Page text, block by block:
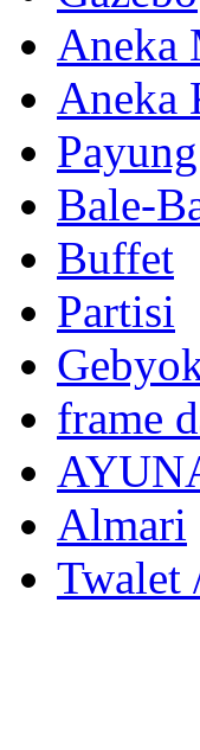
Aneka
Aneka
Payung
Bale-
Buffet
Partisi
frame
Almari
Twalet